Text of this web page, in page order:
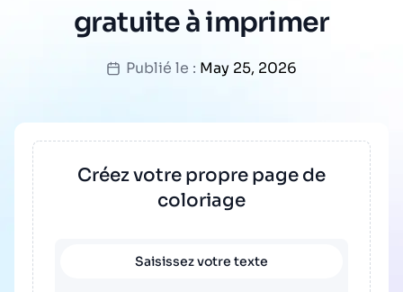
gratuite à imprimer
Publié le : May 25, 2026
Créez votre propre page de
coloriage
Saisissez votre texte